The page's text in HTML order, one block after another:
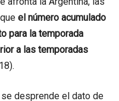
el número acumulado
para la temporada
a las temporadas
desprende el dato de